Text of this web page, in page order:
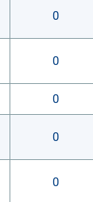
0
0
0
0
0